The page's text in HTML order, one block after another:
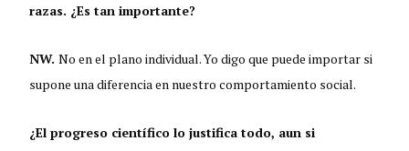
razas. ¿Es tan importante?
NW.No en el plano individual. Yo digo que puede importar si
supone una diferencia en nuestro comportamiento social.
¿El progreso científico lo justifica todo, aun si